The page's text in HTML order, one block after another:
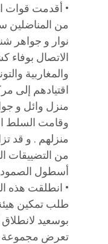
• أقدمت قوات
من المناضلين
نوار و جواهر
الاتصال بوفاء
والمغاربية
اقتيادهم إلى
منزل وائل و
وقامت السلط
منزلهم . و قد
من التضييقات
أسطول الصمود
• انطلقت هذه
طلب تمكين
تعرض مجموعة